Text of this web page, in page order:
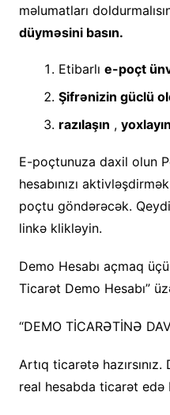
məlumatları
düyməsini basın.
Etibarlı e-poçt
Şifrənizin güclü
razılaşın , yoxlayın
E-poçtunuza daxil olun
hesabınızı
poçtu göndərəcək.
linkə klikləyin.
Demo Hesabı açmaq
Ticarət Demo Hesabı”
“DEMO TİCARƏTİNƏ
Artıq ticarətə
real hesabda ticarət edə